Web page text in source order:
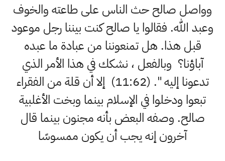
وواصل صالح حث الناس على طاعته والخوف
وعبد الله. فقالوا يا صالح كنت بيننا رجل موعود
قبل هذا. هل تمنعوننا من عبادة ما عبده
آباؤنا؟ وبالفعل ، نشكك في هذا الأمر الذي
تدعونا إليه ". (11:62) إلا أن قلة من الفقراء
تبعوا ودخلوا في الإسلام بينما وبخت الأغلبية
صالح. وصفه البعض بأنه مجنون بينما قال
آخرون إنه يجب أن يكون ممسوسًا